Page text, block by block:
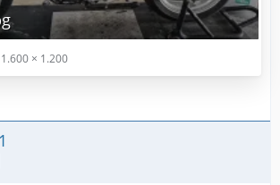
1.600 × 1.200